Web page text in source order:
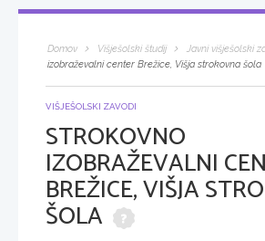
Domov Višješolski študij Javni višješolski
izobraževalni center Brežice, Višja strokovna šola
VIŠJEŠOLSKI ZAVODI
STROKOVNO
IZOBRAŽEVALNI
BREŽICE, VIŠJA
ŠOLA